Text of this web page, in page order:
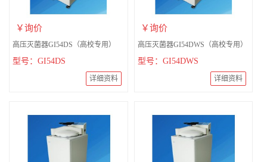
￥询价
高压灭菌器GI54DS（高校专用）
型号：GI54DS
详细资料
￥询价
高压灭菌器GI54DWS（高校专用）
型号：GI54DWS
详细资料